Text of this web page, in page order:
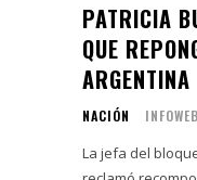
PATRICIA
QUE
ARGENTINA
NACIÓN INFOWEB
La jefa del